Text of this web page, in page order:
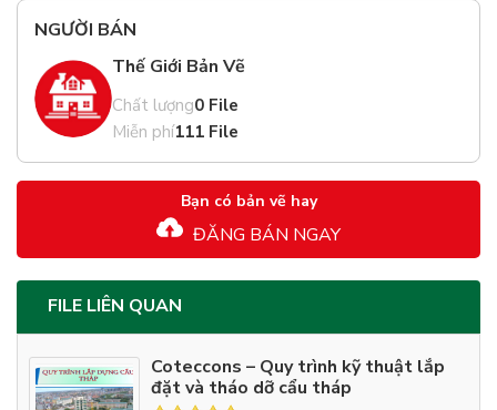
NGƯỜI BÁN
Thế Giới Bản Vẽ
Chất lượng0 File
Miễn phí111 File
Bạn có bản vẽ hay
ĐĂNG BÁN NGAY
FILE LIÊN QUAN
Coteccons – Quy trình kỹ thuật lắp
đặt và tháo dỡ cẩu tháp